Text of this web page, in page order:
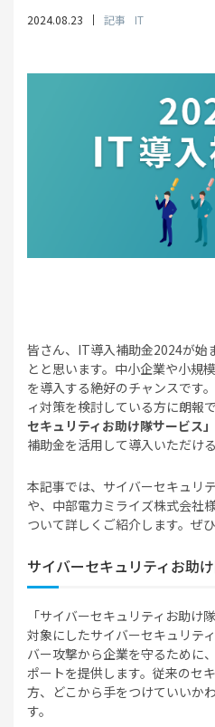
2024.08.23 記事 IT
皆さん、IT導入補助金2024が始
とと思います。中小企業や小規
を導入する絶好のチャンスです
ィ対策を検討している方に朗報
セキュリティお助け隊サービス」
補助金を活用して導入いただけ
本記事では、サイバーセキュリ
や、中部電力ミライズ株式会社
ついて詳しくご紹介します。ぜ
サイバーセキュリティお助
「サイバーセキュリティお助け
対象にしたサイバーセキュリテ
バー攻撃から企業を守るために
ポートを提供します。従来のセ
方、どこから手をつけていいか
す。